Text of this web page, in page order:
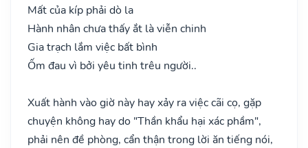
Mất của kíp phải dò la
Hành nhân chưa thấy ắt là viễn chinh
Gia trạch lắm việc bất bình
Ốm đau vì bởi yêu tinh trêu người..
Xuất hành vào giờ này hay xảy ra việc cãi cọ, gặp
chuyện không hay do "Thần khẩu hại xác phầm",
phải nên đề phòng, cẩn thận trong lời ăn tiếng nói,